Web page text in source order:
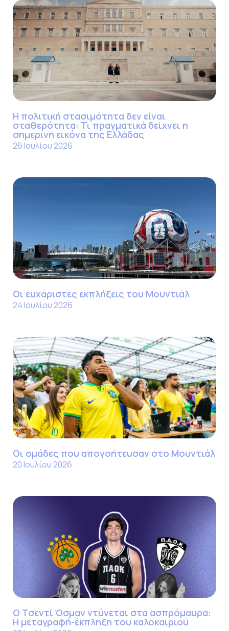
Η πολιτική στασιμότητα δεν είναι
σταθερότητα: Τι πραγματικά δείχνει η
σημερινή εικόνα της Ελλάδας
26 Ιουλίου 2026
Οι ευχάριστες εκπλήξεις του Μουντιάλ
24 Ιουλίου 2026
Οι ομάδες που απογοήτευσαν στο Μουντιάλ
20 Ιουλίου 2026
Ο Τσεντί Όσμαν ντύνεται στα ασπρόμαυρα:
Η μεταγραφή-έκπληξη του καλοκαιριού